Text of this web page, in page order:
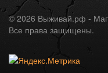
© 2026 Выживай.рф -
Все права защищены.